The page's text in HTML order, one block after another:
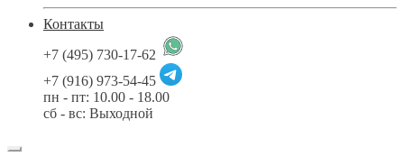
Контакты
+7 (495) 730-17-62
+7 (916) 973-54-45
пн - пт: 10.00 - 18.00
сб - вс: Выходной